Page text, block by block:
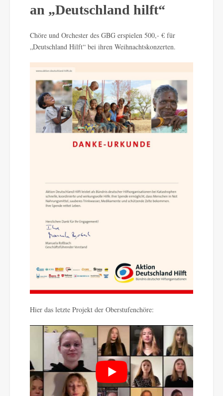
an „Deutschland hilft“
Chöre und Orchester des GBG erspielen 500,- € für
„Deutschland Hilft“ bei ihren Weihnachtskonzerten.
Hier das letzte Projekt der Oberstufenchöre: